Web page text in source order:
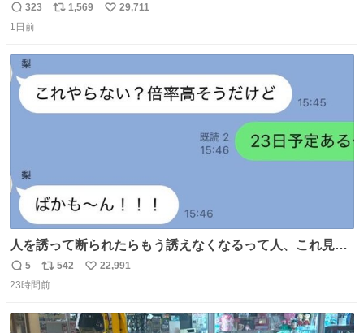
返
信
323
リ
数
1,569
い
29,711
1日前
人を誘って断られたらもう誘えなくなるって人、これ見て
元気出してほしい
返
信
5
リ
ポ
ト
542
い
数
22,991
23時間前